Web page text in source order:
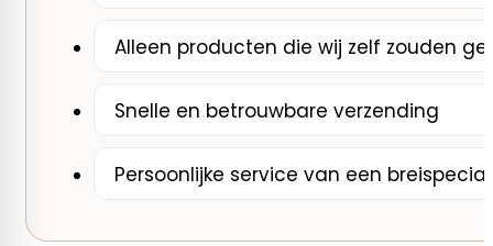
Alleen producten die wij zelf zouden
Snelle en betrouwbare verzending
Persoonlijke service van een